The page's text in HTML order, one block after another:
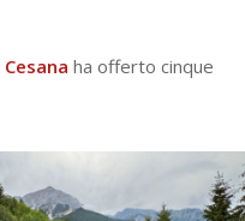
Cesana ha offerto cinque